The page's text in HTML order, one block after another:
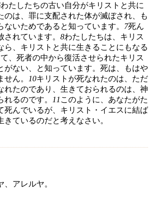
わたしたちの古い自分がキリストと共に
のは、罪に支配された体が滅ぼされ、も
ないためであると知っています。 7死ん
れています。 8わたしたちは、キリス
ら、キリストと共に生きることにもなる
、死者の中から復活させられたキリス
がない、と知っています。死は、もはや
ん。
10キリストが死なれたのは、ただ
れたのであり、生きておられるのは、神
るのです。
11 このように、あなたがた
死んでいるが、キリスト・イエスに結ば
ているのだと考えなさい。
アレルヤ。